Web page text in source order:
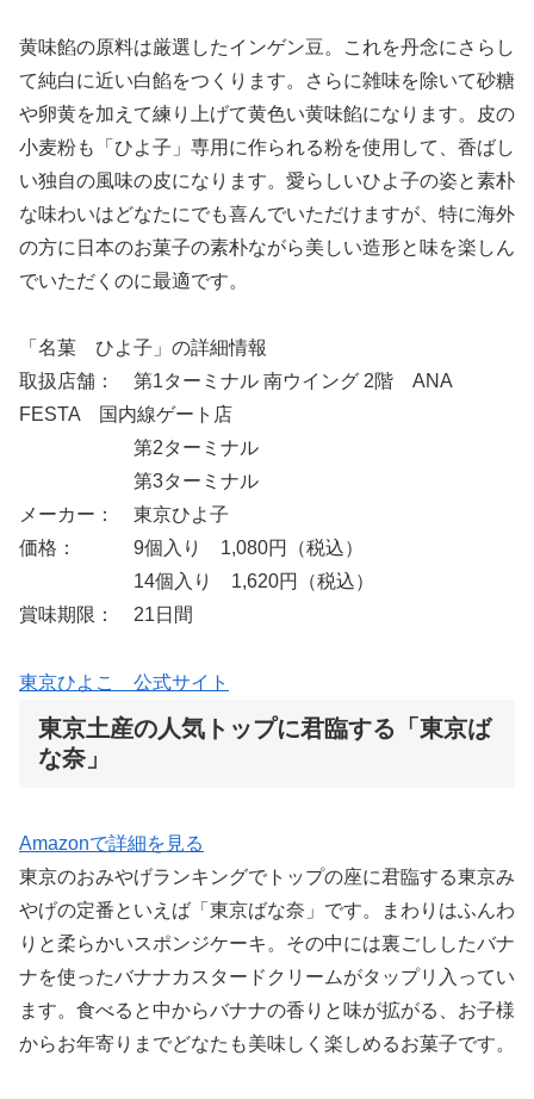
黄味餡の原料は厳選したインゲン豆。これを丹念にさらし
て純白に近い白餡をつくります。さらに雑味を除いて砂糖
や卵黄を加えて練り上げて黄色い黄味餡になります。皮の
小麦粉も「ひよ子」専用に作られる粉を使用して、香ばし
い独自の風味の皮になります。愛らしいひよ子の姿と素朴
な味わいはどなたにでも喜んでいただけますが、特に海外
の方に日本のお菓子の素朴ながら美しい造形と味を楽しん
でいただくのに最適です。
「名菓 ひよ子」の詳細情報
取扱店舗： 第1ターミナル 南ウイング 2階 ANA
FESTA 国内線ゲート店
第2ターミナル
第3ターミナル
メーカー： 東京ひよ子
価格： 9個入り 1,080円（税込）
14個入り 1,620円（税込）
賞味期限： 21日間
東京ひよこ 公式サイト
東京土産の人気トップに君臨する「東京ば
な奈」
Amazonで詳細を見る
東京のおみやげランキングでトップの座に君臨する東京み
やげの定番といえば「東京ばな奈」です。まわりはふんわ
りと柔らかいスポンジケーキ。その中には裏ごししたバナ
ナを使ったバナナカスタードクリームがタップリ入ってい
ます。食べると中からバナナの香りと味が拡がる、お子様
からお年寄りまでどなたも美味しく楽しめるお菓子です。